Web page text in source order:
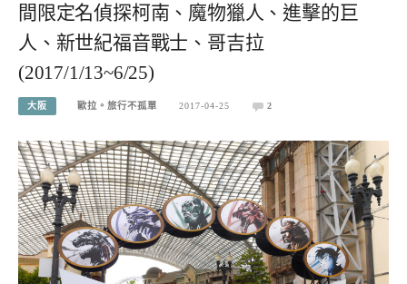
間限定名偵探柯南、魔物獵人、進擊的巨
人、新世紀福音戰士、哥吉拉
(2017/1/13~6/25)
大阪 歐拉。旅行不孤單 2017-04-25 2